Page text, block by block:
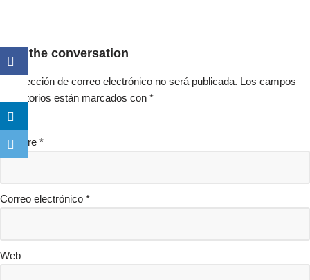
Join the conversation
Tu dirección de correo electrónico no será publicada. Los campos
obligatorios están marcados con *
Nombre *
Correo electrónico *
Web